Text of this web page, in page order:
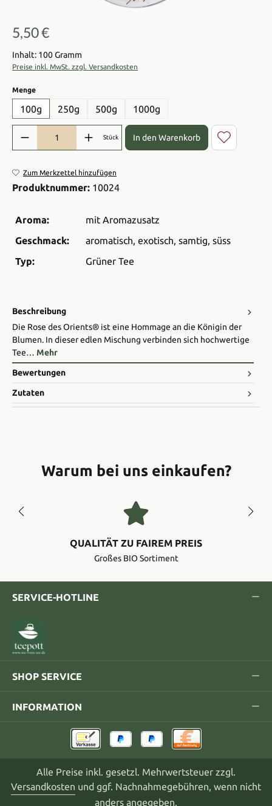
Regulärer Preis:
5,50 €
Inhalt: 100 Gramm
Preise inkl. MwSt. zzgl. Versandkosten
Mengeauswählen
100g 250g 500g 1000g
Produkt Anzahl: Gib den gewünschten Wert ein oder benutze die
Stück In den Warenkorb
Zum Merkzettel hinzufügen
Produktnummer: 10024
Aroma:
mit Aromazusatz
Geschmack:
aromatisch, exotisch, samtig, süss
Typ:
Grüner Tee
Beschreibung
Die Rose des Orients® ist eine Hommage an die Königin der
Blumen. In dieser edlen Mischung verbinden sich hochwertige
Tee… Mehr
Bewertungen
Zutaten
Warum bei uns einkaufen?
QUALITÄT ZU FAIREM PREIS
Großes BIO Sortiment
SERVICE-HOTLINE
SHOP SERVICE
INFORMATION
Alle Preise inkl. gesetzl. Mehrwertsteuer zzgl.
Versandkosten und ggf. Nachnahmegebühren, wenn nicht
anders angegeben.